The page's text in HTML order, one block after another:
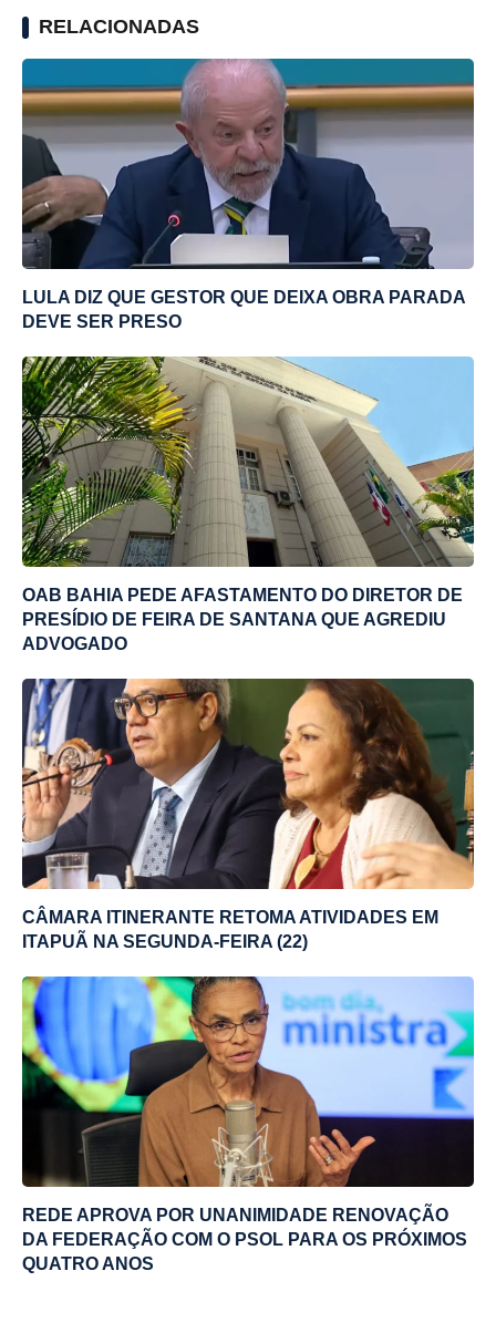
RELACIONADAS
LULA DIZ QUE GESTOR QUE DEIXA OBRA PARADA
DEVE SER PRESO
OAB BAHIA PEDE AFASTAMENTO DO DIRETOR DE
PRESÍDIO DE FEIRA DE SANTANA QUE AGREDIU
ADVOGADO
CÂMARA ITINERANTE RETOMA ATIVIDADES EM
ITAPUÃ NA SEGUNDA-FEIRA (22)
REDE APROVA POR UNANIMIDADE RENOVAÇÃO
DA FEDERAÇÃO COM O PSOL PARA OS PRÓXIMOS
QUATRO ANOS